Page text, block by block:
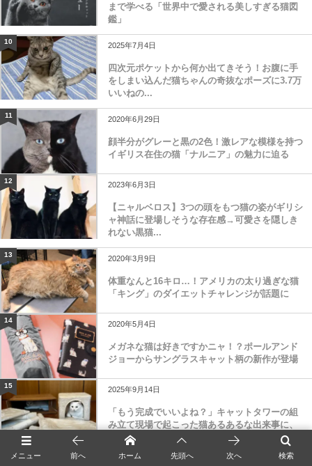
まで学べる「世界中で愛される美しすぎる猫図
鑑」
10 2025年7月4日
四次元ポケットから何か出てきそう！お腹に手
をしまい込んだ猫ちゃんの奇抜なポーズに3.7万
いいねの...
11 2020年6月29日
顔半分がグレーと黒の2色！激レアな模様を持つ
イギリス在住の猫「ナルニア」の魅力に迫る
12 2023年6月3日
【ニャルベロス】3つの頭をもつ猫の姿がギリシ
ャ神話に登場しそうな存在感→可愛さを隠しき
れない黒猫...
13 2020年3月9日
体重なんと16キロ…！アメリカの太り過ぎな猫
「キング」のダイエットチャレンジが話題に
14 2020年5月4日
メガネな猫は好きですかニャ！？ポールアンド
ジョーからサングラスキャット柄の新作が登場
15 2025年9月14日
「もう完成でいいよね？」キャットタワーの組
み立て現場で起こった猫あるあるな出来事に、
共感するユー...
メニュー 検索
前へ ホーム 先頭へ 次へ